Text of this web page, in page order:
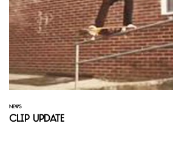
NEWS
Clip Update